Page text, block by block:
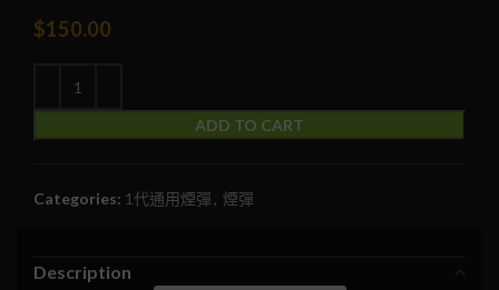
$150.00
ADD TO CART
Categories: 1代通用煙彈 , 煙彈
Description